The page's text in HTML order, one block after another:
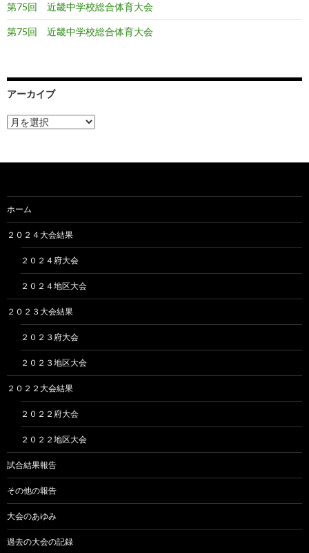
第75回 近畿中学校総合体育大会
第75回 近畿中学校総合体育大会
アーカイブ
ア
ー
ホーム
２０２４大会結果
２０２４府大会
２０２４地区大会
２０２３大会結果
２０２３府大会
２０２３地区大会
２０２２大会結果
２０２２府大会
２０２２地区大会
試合結果報告
その他の報告
大会のあゆみ
過去の大会の記録